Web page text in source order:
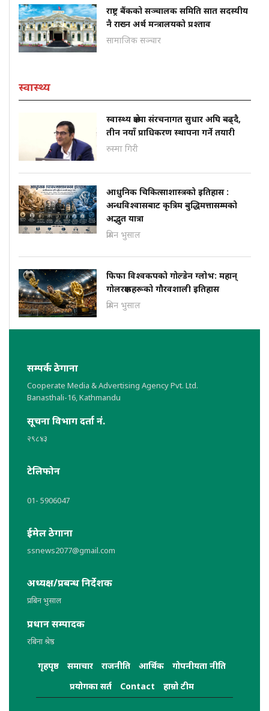
राष्ट्र बैंकको सञ्चालक समिति सात सदस्यीय
नै राख्न अर्थ मन्त्रालयको प्रश्ताव
सामाजिक सञ्चार
स्वास्थ्य
स्वास्थ्य क्षेत्रमा संरचनागत सुधार अघि बढ्दै,
तीन नयाँ प्राधिकरण स्थापना गर्ने तयारी
रुस्मा गिरी
आधुनिक चिकित्साशास्त्रको इतिहास :
अन्धविश्वासबाट कृत्रिम बुद्धिमत्तासम्मको
अद्भुत यात्रा
प्रबिन भुसाल
फिफा विश्वकपको गोल्डेन ग्लोभ: महान्
गोलरक्षकहरूको गौरवशाली इतिहास
प्रबिन भुसाल
सम्पर्क ठेगाना
Cooperate Media & Advertising Agency Pvt. Ltd.
Banasthali-16, Kathmandu
सूचना विभाग दर्ता नं.
२९८४३
टेलिफोन
01- 5906047
ईमेल ठेगाना
ssnews2077@gmail.com
अध्यक्ष/प्रबन्ध निर्देशक
प्रबिन भुसाल
प्रधान सम्पादक
रबिना श्रेष्ठ
गृहपृष्ठ समाचार राजनीति आर्थिक
गोपनीयता नीति
प्रयोगका सर्त
Contact हाम्रो टीम